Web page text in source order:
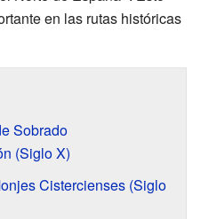
en las rutas históricas
Sobrado
(Siglo X)
Cistercienses (Siglo